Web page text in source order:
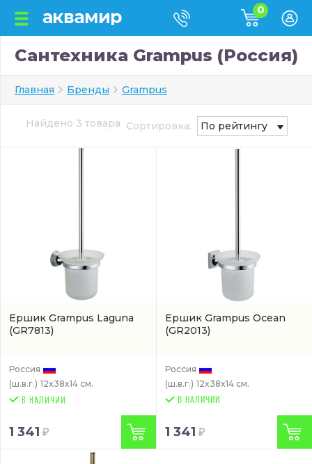
0
Сантехника Grampus (Россия)
Главная Бренды Grampus
Найдено 3 товара Сортировка: По рейтингу
Ершик Grampus Laguna
(GR7813)
Россия
(ш.в.г.) 12x38x14 см.
1 341
Ершик Grampus Ocean
(GR2013)
Россия
(ш.в.г.) 12x38x14 см.
В НАЛИЧИИ
1 341